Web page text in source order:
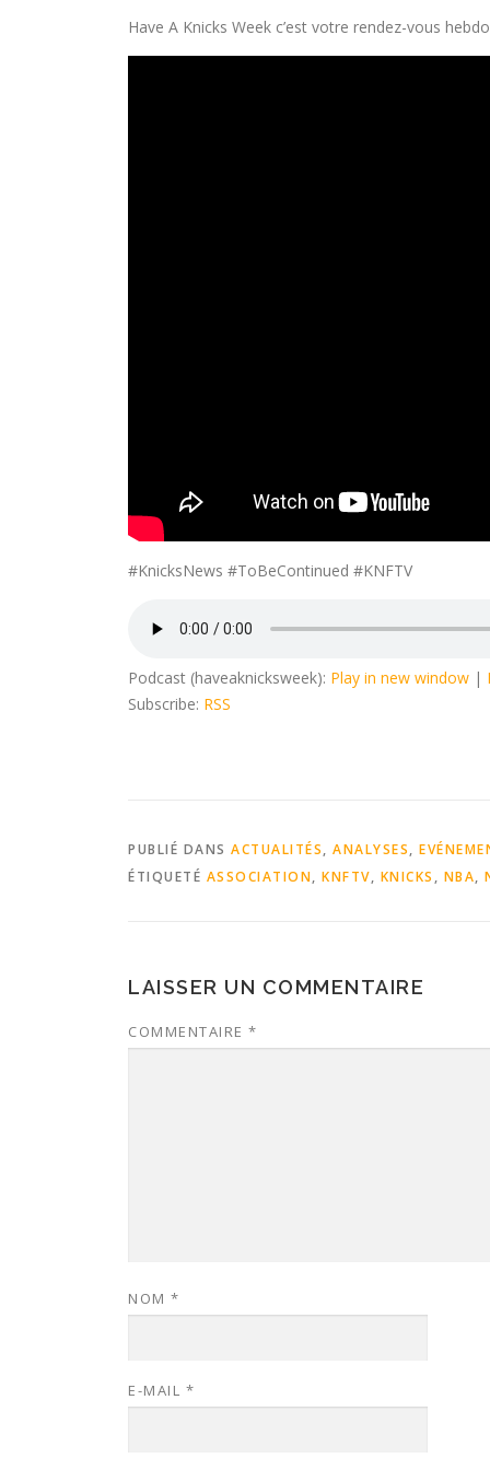
Have A Knicks Week c’est votre rendez-vous
#KnicksNews #ToBeContinued #KNFTV
Podcast (haveaknicksweek): Play in new window |
Subscribe: RSS
PUBLIÉ DANS ACTUALITÉS, ANALYSES,
ÉTIQUETÉ ASSOCIATION, KNFTV, KNICKS , NBA,
LAISSER UN COMMENTAIRE
COMMENTAIRE *
NOM *
E-MAIL *